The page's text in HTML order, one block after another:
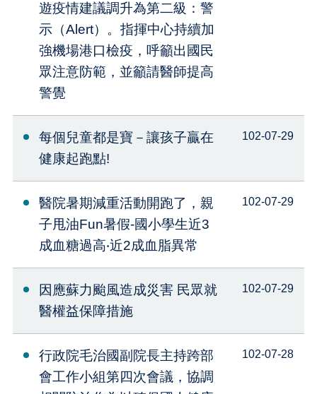
遊疫情建議調升為第二級：警
示（Alert）。指揮中心持續加
強機場港口檢疫，呼籲出國民
眾注意防範，並籲請醫師提高
警覺
每個兒童都是寶－讓孩子贏在
健康起跑點!
102-07-29
醫院暑期減重活動開跑了，親
子甩油Fun暑假-國小學生近3
成血糖過高‧近2成血脂異常
102-07-29
因應蘇力颱風造成災害 民眾就
醫權益保障措施
102-07-29
行政院毛治國副院長主持跨部
會工作小組第四次會議，協調
102-07-28